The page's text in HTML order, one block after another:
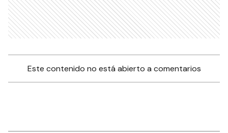
Este contenido no está abierto a comentarios